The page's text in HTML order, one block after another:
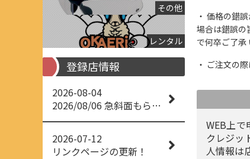
その他
レンタル
登録店情報
2026-08-04
2026/08/06 急斜面もらくらく草刈り
2026-07-12
リンクページの更新！
価格の錯
場合は錯誤の
で何卒ご了承
ご注文の
WEB上で
クレジッ
人情報は